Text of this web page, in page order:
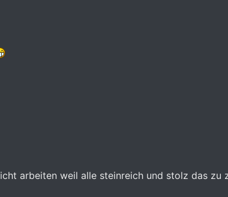
arbeiten weil alle steinreich und stolz das zu